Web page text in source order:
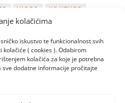
kolačićima
iskustvo te funkcionalnost svih
( cookies ). Odabirom
kolačića za koje je potrebna
sve dodatne informacije pročitajte
VIDEO
YOUTUBE